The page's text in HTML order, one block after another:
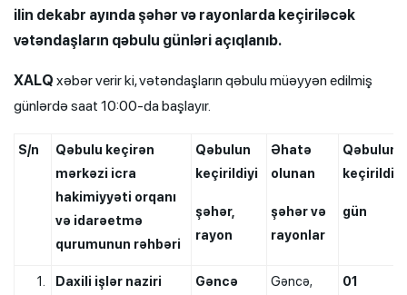
ilin dekabr ayında şəhər və rayonlarda keçiriləcək
vətəndaşların qəbulu günləri açıqlanıb.
XALQ xəbər verir ki, vətəndaşların qəbulu müəyyən edilmiş
günlərdə saat 10:00-da başlayır.
S/n
Qəbulu keçirən
mərkəzi icra
hakimiyyəti orqanı
və idarəetmə
qurumunun rəhbəri
Qəbulun
keçirildiyi
şəhər,
rayon
Əhatə
olunan
şəhər və
rayonlar
Qəbulun
keçirildiyi
gün
Daxili işlər naziri Gəncə
Gəncə,
01